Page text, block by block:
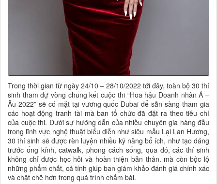
Trong thời gian từ ngày 24/10 – 28/10/2022 tới đây, toàn bộ 30 thí
sinh tham dự vòng chung kết cuộc thi “Hoa hậu Doanh nhân Á –
Âu 2022” sẽ có mặt tại vương quốc Dubai để sẵn sàng tham gia
các hoạt động tranh tài mà ban tổ chức đã đặt ra theo tiêu chí
của cuộc thi. Dưới sự hướng dẫn của nhiều chuyên gia hàng đầu
trong lĩnh vực nghệ thuật biểu diễn như siêu mẫu Lại Lan Hương,
30 thí sinh sẽ được rèn luyện nhiều kỹ năng bổ ích, như tạo dáng
trước ống kính, catwalk, phong cách sống, qua đó, các thí sinh
không chỉ được học hỏi và hoàn thiện bản thân. mà còn bộc lộ
những phẩm chất, cá tính giúp ban giám khảo đánh giá chính xác
và chặt chẽ hơn trong quá trình chấm bài.